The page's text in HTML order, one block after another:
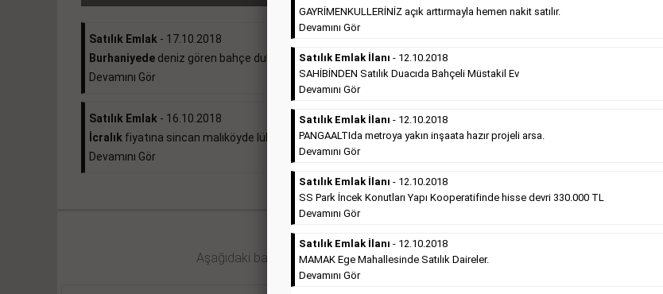
Satılık Emlak - 17.10.2018
Burhaniyede deniz gören bahçe dubleksi 370.000e ...
Devamını Gör
Belediyesitesinde süper kelepir 415.000e ...
Devamını Gör
Satılık Emlak - 16.10.2018
İcralık fiyatına sincan malıköyde lüks daire ...
Devamını Gör
Satılık Emlak
Gebzedesatılık sıfır otel 34 odalı. ...
Aşağıdaki bağlantıları takip ederek Hürriyet gazetesi ilan türleri hakkında detaylara
GAYRİMENKULLERİNİZ açık arttırmayla hemen nakit satılır.
Devamını Gör
Satılık Emlak İlanı - 12.10.2018
SAHİBİNDEN Satılık Duacıda Bahçeli Müstakil Ev
Devamını Gör
Satılık Emlak İlanı - 12.10.2018
PANGAALTIda metroya yakın inşaata hazır projeli arsa.
Devamını Gör
Satılık Emlak İlanı - 12.10.2018
SS Park İncek Konutları Yapı Kooperatifinde hisse devri 330.000 TL
Devamını Gör
Satılık Emlak İlanı - 12.10.2018
MAMAK Ege Mahallesinde Satılık Daireler.
Devamını Gör